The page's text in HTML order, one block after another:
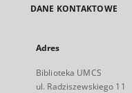
DANE KONTAKTOWE
Adres
Biblioteka UMCS
ul. Radziszewskiego 11